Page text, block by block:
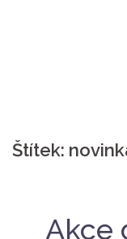
Štítek:
Akce